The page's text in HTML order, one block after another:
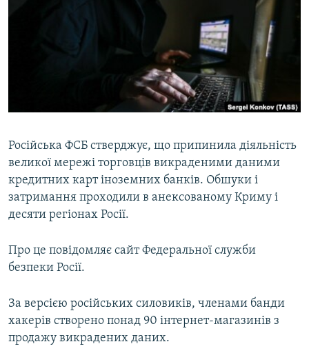
ЯК ОБІЙТИ БЛОКУВАННЯ
Qırımtatar
Усі сайти RFE/RL
Російська ФСБ стверджує, що припинила діяльність
великої мережі торговців викраденими даними
кредитних карт іноземних банків. Обшуки і
затримання проходили в анексованому Криму і
десяти регіонах Росії.
Про це повідомляє сайт Федеральної служби
безпеки Росії.
За версією російських силовиків, членами банди
хакерів створено понад 90 інтернет-магазинів з
продажу викрадених даних.